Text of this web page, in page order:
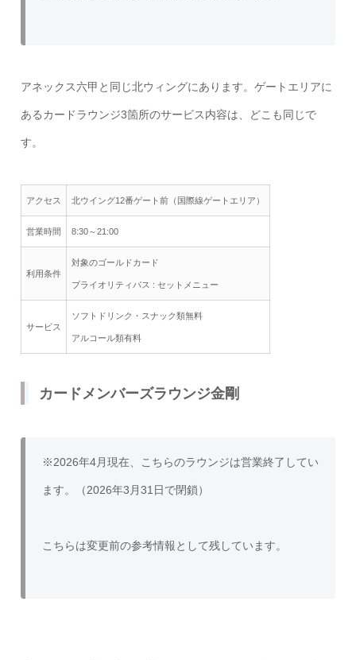
アネックス六甲と同じ北ウィングにあります。ゲートエリアに
あるカードラウンジ3箇所のサービス内容は、どこも同じで
す。
アクセス 北ウイング12番ゲート前（国際線ゲートエリア）
営業時間 8:30～21:00
利用条件
対象のゴールドカード
プライオリティパス : セットメニュー
サービス
ソフトドリンク・スナック類無料
アルコール類有料
カードメンバーズラウンジ金剛
※2026年4月現在、こちらのラウンジは営業終了してい
ます。（2026年3月31日で閉鎖）
こちらは変更前の参考情報として残しています。